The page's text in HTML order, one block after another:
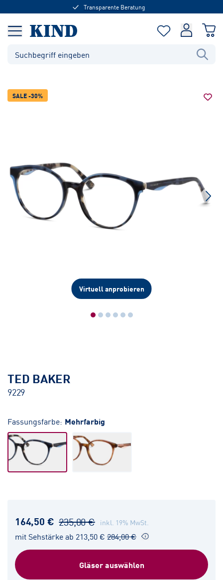
Transparente Beratung
SALE -30%
Virtuell anprobieren
TED BAKER
9229
Fassungsfarbe: Mehrfarbig
164,50 € 235,00 € inkl. 19% MwSt.
mit Sehstärke ab 213,50 € 284,00 €
Gläser auswählen